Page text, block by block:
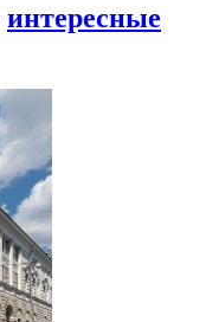
интересные